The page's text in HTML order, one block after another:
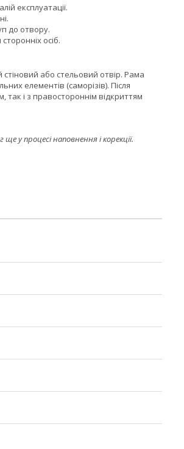
експлуатації.
до отвору.
осіб.
або стельовий отвір. Рама
елементів (саморізів). Після
так і з правостороннім відкриттям
у процесі наповнення і корекції.